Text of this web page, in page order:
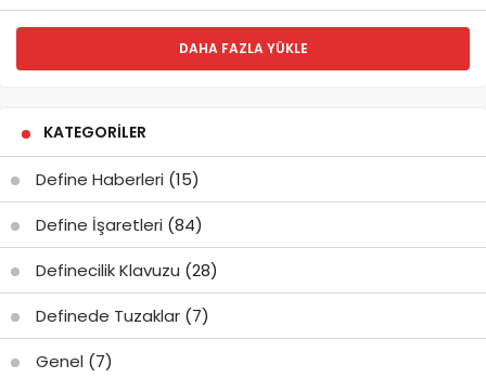
DAHA FAZLA YÜKLE
KATEGORILER
Define Haberleri (15)
Define İşaretleri (84)
Definecilik Klavuzu (28)
Definede Tuzaklar (7)
Genel (7)